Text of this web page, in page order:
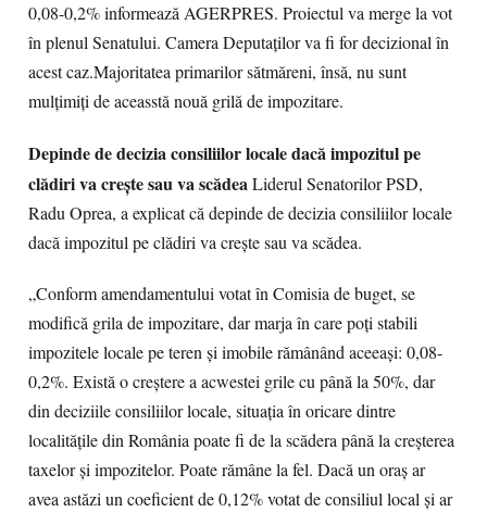
0,08-0,2% informează AGERPRES. Proiectul va merge la vot
în plenul Senatului. Camera Deputaților va fi for decizional în
acest caz.Majoritatea primarilor sătmăreni, însă, nu sunt
mulțimiți de aceasstă nouă grilă de impozitare.
Depinde de decizia consiliilor locale dacă impozitul pe
clădiri va crește sau va scădeaLiderul Senatorilor PSD,
Radu Oprea, a explicat că depinde de decizia consiliilor locale
dacă impozitul pe clădiri va crește sau va scădea.
„Conform amendamentului votat în Comisia de buget, se
modifică grila de impozitare, dar marja în care poți stabili
impozitele locale pe teren și imobile rămânând aceeași: 0,08-
0,2%. Există o creștere a acwestei grile cu până la 50%, dar
din deciziile consiliilor locale, situația în oricare dintre
localitățile din România poate fi de la scădera până la creșterea
taxelor și impozitelor. Poate rămâne la fel. Dacă un oraș ar
avea astăzi un coeficient de 0,12% votat de consiliul local și ar